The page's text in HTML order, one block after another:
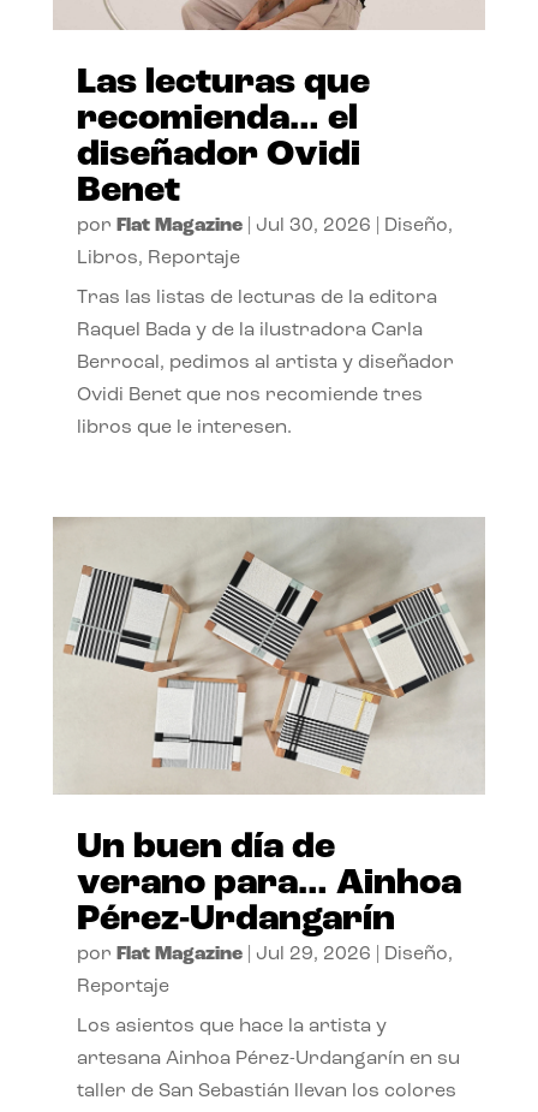
Las lecturas que
recomienda… el
diseñador Ovidi
Benet
por Flat Magazine| Jul 30, 2026 Diseño,
Libros, Reportaje
Tras las listas de lecturas de la editora
Raquel Bada y de la ilustradora Carla
Berrocal, pedimos al artista y diseñador
Ovidi Benet que nos recomiende tres
libros que le interesen.
Un buen día de
verano para… Ainhoa
Pérez-Urdangarín
por Flat Magazine| Jul 29, 2026 Diseño,
Reportaje
Los asientos que hace la artista y
artesana Ainhoa Pérez-Urdangarín en su
taller de San Sebastián llevan los colores